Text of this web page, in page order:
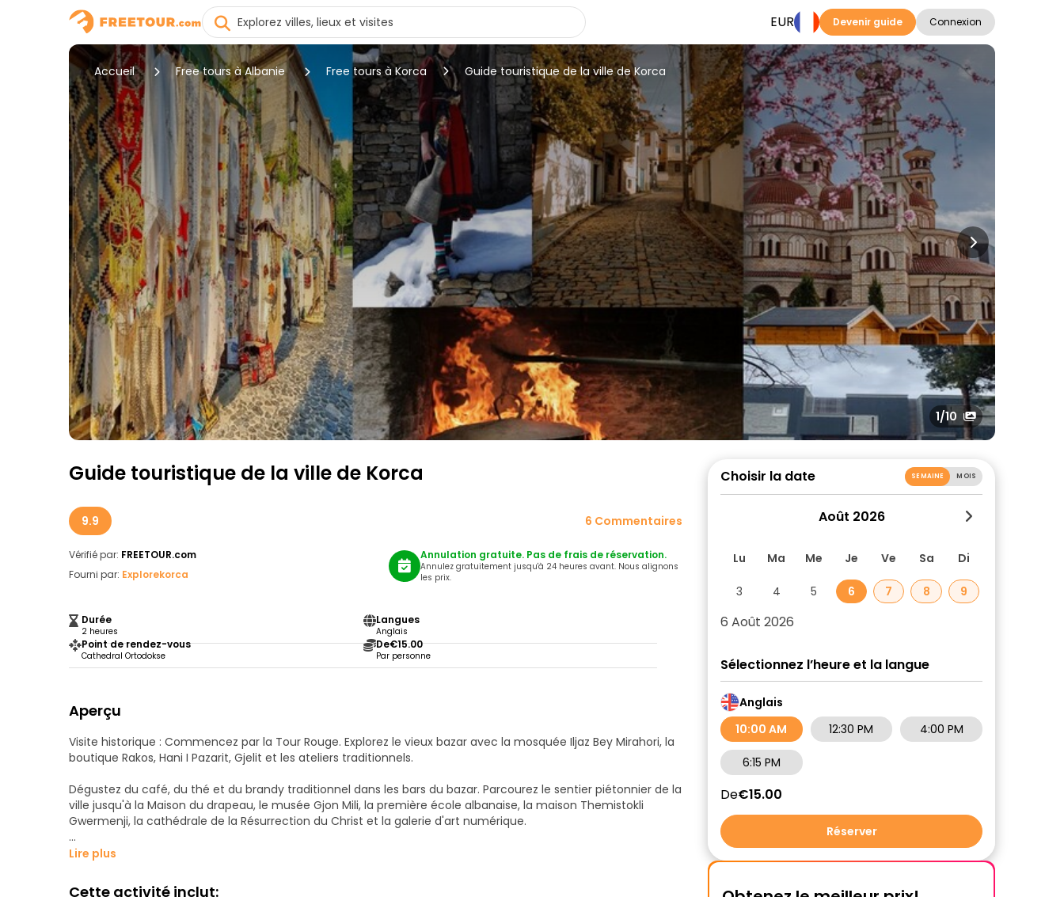
EUR Devenir guide Connexion
Accueil Free tours à Albanie Free tours à Korca Guide touristique de la ville de Korca
1/10
Guide touristique de la ville de Korca
9.9 6 Commentaires
Vérifié par: FREETOUR.com
Fourni par: Explorekorca
Durée
2 heures
Langues
Anglais
Point de rendez-vous
Cathedral Ortodokse
De€15.00
Par personne
Annulation gratuite. Pas de frais de réservation.
Annulez gratuitement jusqu'à 24 heures avant. Nous alignons
les prix.
Aperçu
Visite historique : Commencez par la Tour Rouge. Explorez le vieux bazar avec la mosquée Iljaz Bey Mirahori, la
boutique Rakos, Hani I Pazarit, Gjelit et les ateliers traditionnels.
Dégustez du café, du thé et du brandy traditionnel dans les bars du bazar. Parcourez le sentier piétonnier de la
ville jusqu'à la Maison du drapeau, le musée Gjon Mili, la première école albanaise, la maison Themistokli
Gwermenji, la cathédrale de la Résurrection du Christ et la galerie d'art numérique.
Continuez sur le boulevard Republika jusqu'au parc Flood of Tears, le parc Rinia, et découvrez des quartiers
Lire plus
Cette activité inclut:
Choisir la date SEMAINE MOIS
Août 2026
Lu Ma Me Je Ve Sa Di
3 4 5 6 7 8 9
6 Août 2026
Sélectionnez l’heure et la langue
Anglais
10:00 AM
12:30 PM 4:00 PM
6:15 PM
De€15.00
Réserver